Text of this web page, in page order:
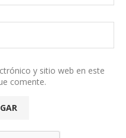
y sitio web en este
comente.